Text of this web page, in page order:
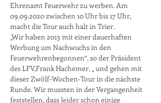
Ehrenamt Feuerwehr zu werben. Am
09.09.2020 zwischen 10 Uhr bis 17 Uhr,
macht die Tour auch halt in Trier.
„Wir haben 2013 mit einer dauerhaften
Werbung um Nachwuchs in den
Feuerwehrenbegonnen“, so der Präsident
des LFV,Frank Hachemer, „ und gehen mit
dieser Zwölf-Wochen-Tour in die nächste
Runde. Wir mussten in der Vergangenheit
feststellen, dass leider schon einige